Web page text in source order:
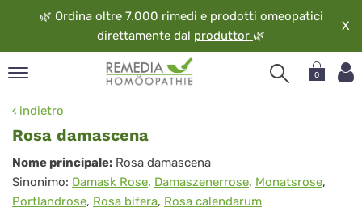
🌿 Ordina oltre 7.000 rimedi e prodotti omeopatici
direttamente dal produttor 🌿
X
0
indietro
Rosa damascena
Rosa
damascena
Nome principale: Rosa damascena
Sinonimo: Damask Rose, Damaszenerrose, Monatsrose,
Portlandrose, Rosa bifera, Rosa calendarum